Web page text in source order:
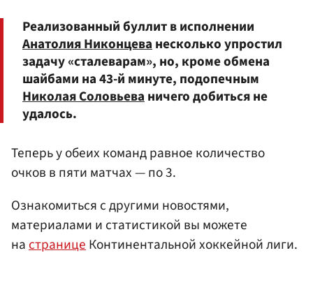
Реализованный буллит в исполнении
Анатолия Никонцеванесколько упростил
задачу «сталеварам», но, кроме обмена
шайбами на 43-й минуте, подопечным
Николая Соловьеваничего добиться не
удалось.
Теперь у обеих команд равное количество
очков в пяти матчах — по 3.
Ознакомиться с другими новостями,
материалами и статистикой вы можете
настраницеКонтинентальной хоккейной лиги.